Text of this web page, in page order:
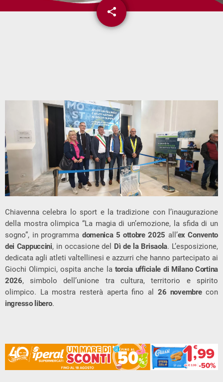
share
email
Chiavenna celebra lo sport e la tradizione con l’inaugurazione
della mostra olimpica “La magia di un’emozione, la sfida di un
sogno”, in programma domenica 5 ottobre 2025 all’ex Convento
dei Cappuccini, in occasione del Dì de la Brisaola. L’esposizione,
dedicata agli atleti valtellinesi e azzurri che hanno partecipato ai
Giochi Olimpici, ospita anche la torcia ufficiale di Milano Cortina
2026, simbolo dell’unione tra cultura, territorio e spirito
olimpico. La mostra resterà aperta fino al 26 novembrecon
ingresso libero.